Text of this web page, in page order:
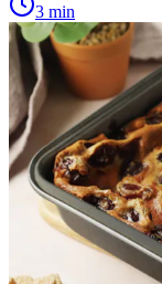
3 min